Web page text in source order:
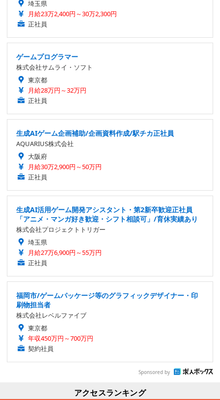
埼玉県
月給23万2,400円～30万2,300円
正社員
ゲームプログラマー
株式会社サムライ・ソフト
東京都
月給28万円～32万円
正社員
生成AIゲーム企画補助/企画資料作成/駅チカ正社員
AQUARIUS株式会社
大阪府
月給30万2,900円～50万円
正社員
生成AI活用ゲーム開発アシスタント・第2新卒歓迎正社員
「アニメ・マンガ好き歓迎・シフト相談可」/育休実績あり
株式会社プロジェクトトリガー
埼玉県
月給27万6,900円～55万円
正社員
福岡市/ゲームパッケージ等のグラフィックデザイナー・印
刷物担当者
株式会社レベルファイブ
東京都
年収450万円～700万円
契約社員
Sponsored by
アクセスランキング